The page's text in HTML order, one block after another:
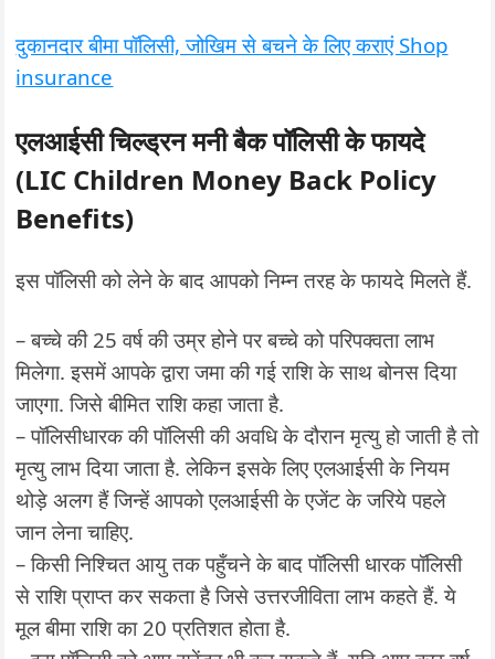
दुकानदार बीमा पॉलिसी, जोखिम से बचने के लिए कराएं Shop
insurance
एलआईसी चिल्ड्रन मनी बैक पॉलिसी के फायदे
(LIC Children Money Back Policy
Benefits)
इस पॉलिसी को लेने के बाद आपको निम्न तरह के फायदे मिलते हैं.
– बच्चे की 25 वर्ष की उम्र होने पर बच्चे को परिपक्वता लाभ
मिलेगा. इसमें आपके द्वारा जमा की गई राशि के साथ बोनस दिया
जाएगा. जिसे बीमित राशि कहा जाता है.
– पॉलिसीधारक की पॉलिसी की अवधि के दौरान मृत्यु हो जाती है तो
मृत्यु लाभ दिया जाता है. लेकिन इसके लिए एलआईसी के नियम
थोड़े अलग हैं जिन्हें आपको एलआईसी के एजेंट के जरिये पहले
जान लेना चाहिए.
– किसी निश्चित आयु तक पहुँचने के बाद पॉलिसी धारक पॉलिसी
से राशि प्राप्त कर सकता है जिसे उत्तरजीविता लाभ कहते हैं. ये
मूल बीमा राशि का 20 प्रतिशत होता है.